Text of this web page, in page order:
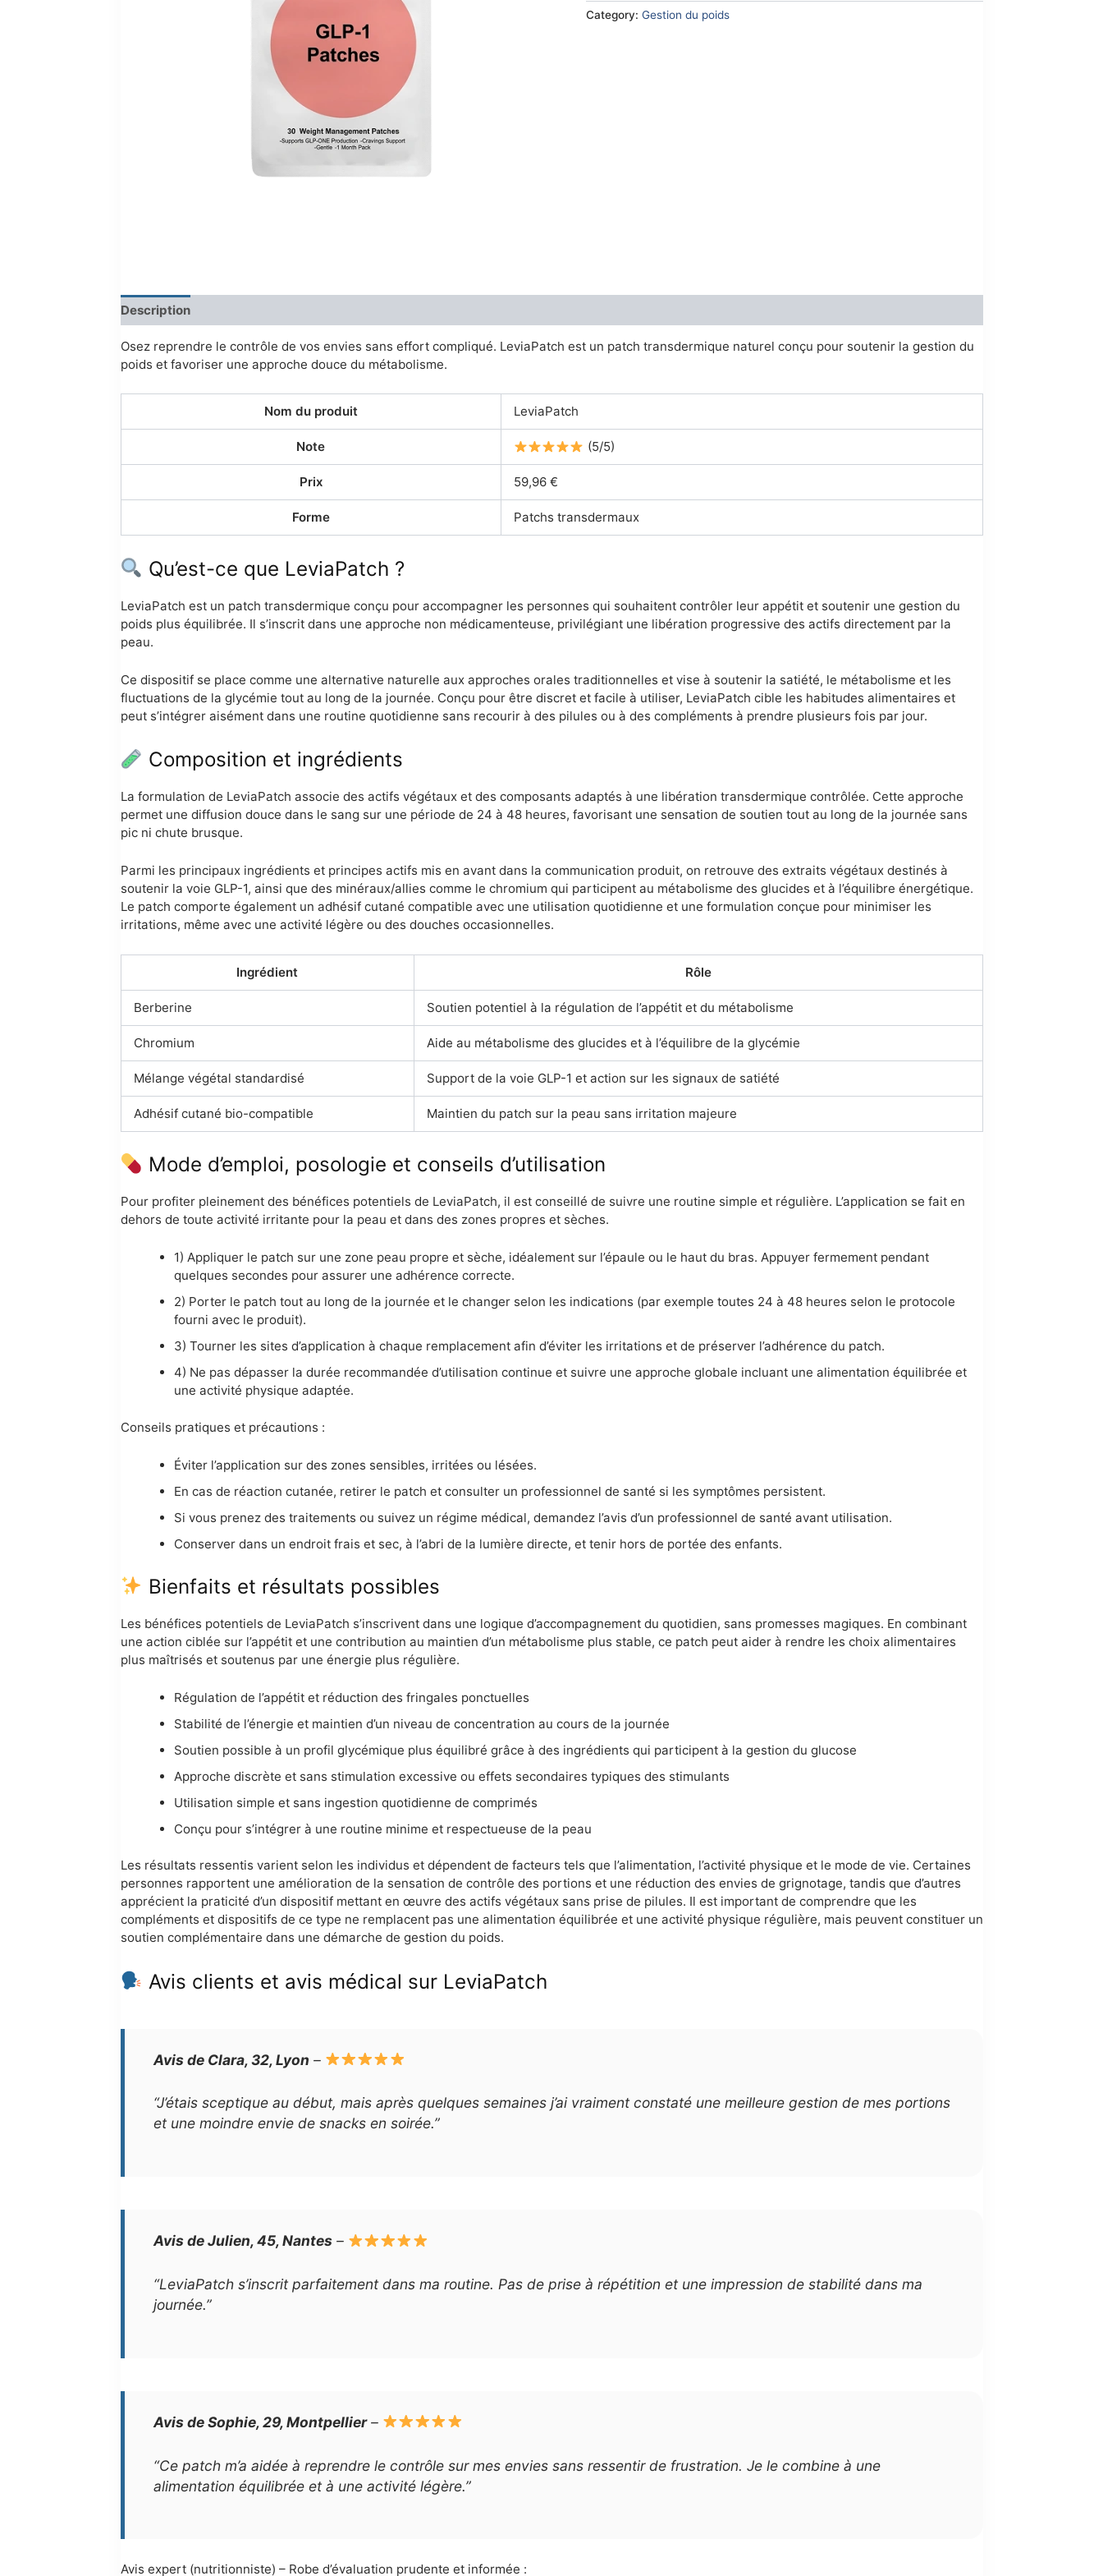
Category:Gestion du poids
Description
Osez reprendre le contrôle de vos envies sans effort compliqué. LeviaPatch est un patch transdermique naturel conçu pour soutenir la gestion du
poids et favoriser une approche douce du métabolisme.
Nom du produit LeviaPatch
Note (5/5)
Prix 59,96 €
Forme Patchs transdermaux
Qu’est-ce que LeviaPatch ?
LeviaPatch est un patch transdermique conçu pour accompagner les personnes qui souhaitent contrôler leur appétit et soutenir une gestion du
poids plus équilibrée. Il s’inscrit dans une approche non médicamenteuse, privilégiant une libération progressive des actifs directement par la
peau.
Ce dispositif se place comme une alternative naturelle aux approches orales traditionnelles et vise à soutenir la satiété, le métabolisme et les
fluctuations de la glycémie tout au long de la journée. Conçu pour être discret et facile à utiliser, LeviaPatch cible les habitudes alimentaires et
peut s’intégrer aisément dans une routine quotidienne sans recourir à des pilules ou à des compléments à prendre plusieurs fois par jour.
Composition et ingrédients
La formulation de LeviaPatch associe des actifs végétaux et des composants adaptés à une libération transdermique contrôlée. Cette approche
permet une diffusion douce dans le sang sur une période de 24 à 48 heures, favorisant une sensation de soutien tout au long de la journée sans
pic ni chute brusque.
Parmi les principaux ingrédients et principes actifs mis en avant dans la communication produit, on retrouve des extraits végétaux destinés à
soutenir la voie GLP-1, ainsi que des minéraux/allies comme le chromium qui participent au métabolisme des glucides et à l’équilibre énergétique.
Le patch comporte également un adhésif cutané compatible avec une utilisation quotidienne et une formulation conçue pour minimiser les
irritations, même avec une activité légère ou des douches occasionnelles.
Ingrédient Rôle
Berberine Soutien potentiel à la régulation de l’appétit et du métabolisme
Chromium Aide au métabolisme des glucides et à l’équilibre de la glycémie
Mélange végétal standardisé Support de la voie GLP-1 et action sur les signaux de satiété
Adhésif cutané bio-compatible Maintien du patch sur la peau sans irritation majeure
Mode d’emploi, posologie et conseils d’utilisation
Pour profiter pleinement des bénéfices potentiels de LeviaPatch, il est conseillé de suivre une routine simple et régulière. L’application se fait en
dehors de toute activité irritante pour la peau et dans des zones propres et sèches.
1) Appliquer le patch sur une zone peau propre et sèche, idéalement sur l’épaule ou le haut du bras. Appuyer fermement pendant
quelques secondes pour assurer une adhérence correcte.
2) Porter le patch tout au long de la journée et le changer selon les indications (par exemple toutes 24 à 48 heures selon le protocole
fourni avec le produit).
3) Tourner les sites d’application à chaque remplacement afin d’éviter les irritations et de préserver l’adhérence du patch.
4) Ne pas dépasser la durée recommandée d’utilisation continue et suivre une approche globale incluant une alimentation équilibrée et
une activité physique adaptée.
Conseils pratiques et précautions :
Éviter l’application sur des zones sensibles, irritées ou lésées.
En cas de réaction cutanée, retirer le patch et consulter un professionnel de santé si les symptômes persistent.
Si vous prenez des traitements ou suivez un régime médical, demandez l’avis d’un professionnel de santé avant utilisation.
Conserver dans un endroit frais et sec, à l’abri de la lumière directe, et tenir hors de portée des enfants.
Bienfaits et résultats possibles
Les bénéfices potentiels de LeviaPatch s’inscrivent dans une logique d’accompagnement du quotidien, sans promesses magiques. En combinant
une action ciblée sur l’appétit et une contribution au maintien d’un métabolisme plus stable, ce patch peut aider à rendre les choix alimentaires
plus maîtrisés et soutenus par une énergie plus régulière.
Régulation de l’appétit et réduction des fringales ponctuelles
Stabilité de l’énergie et maintien d’un niveau de concentration au cours de la journée
Soutien possible à un profil glycémique plus équilibré grâce à des ingrédients qui participent à la gestion du glucose
Approche discrète et sans stimulation excessive ou effets secondaires typiques des stimulants
Utilisation simple et sans ingestion quotidienne de comprimés
Conçu pour s’intégrer à une routine minime et respectueuse de la peau
Les résultats ressentis varient selon les individus et dépendent de facteurs tels que l’alimentation, l’activité physique et le mode de vie. Certaines
personnes rapportent une amélioration de la sensation de contrôle des portions et une réduction des envies de grignotage, tandis que d’autres
apprécient la praticité d’un dispositif mettant en œuvre des actifs végétaux sans prise de pilules. Il est important de comprendre que les
compléments et dispositifs de ce type ne remplacent pas une alimentation équilibrée et une activité physique régulière, mais peuvent constituer un
soutien complémentaire dans une démarche de gestion du poids.
Avis clients et avis médical sur LeviaPatch
Avis de Clara, 32, Lyon –
“J’étais sceptique au début, mais après quelques semaines j’ai vraiment constaté une meilleure gestion de mes portions
et une moindre envie de snacks en soirée.”
Avis de Julien, 45, Nantes–
“LeviaPatch s’inscrit parfaitement dans ma routine. Pas de prise à répétition et une impression de stabilité dans ma
journée.”
Avis de Sophie, 29, Montpellier–
“Ce patch m’a aidée à reprendre le contrôle sur mes envies sans ressentir de frustration. Je le combine à une
alimentation équilibrée et à une activité légère.”
Avis expert (nutritionniste) – Robe d’évaluation prudente et informée :